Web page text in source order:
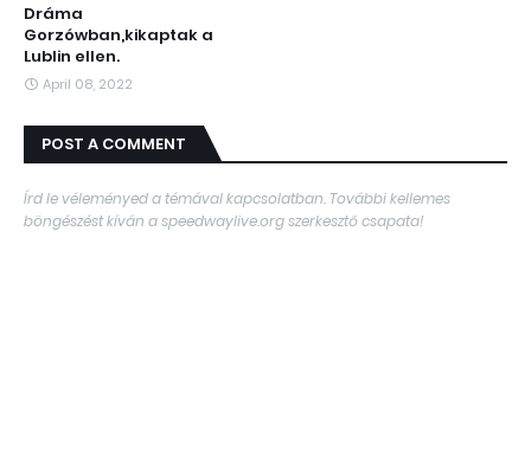
Dráma
Gorzówban,kikaptak a
Lublin ellen.
April 08, 2022
POST A COMMENT
Írd le véleményed a témával kapcsolatban. További kellemes
böngészést kíván a speedwaylive.org szerkesztő csapata!